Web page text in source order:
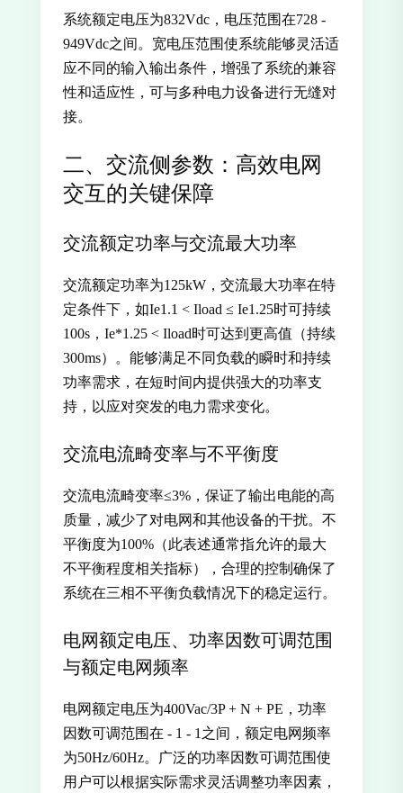
系统额定电压为832Vdc，电压范围在728 -
949Vdc之间。宽电压范围使系统能够灵活适
应不同的输入输出条件，增强了系统的兼容
性和适应性，可与多种电力设备进行无缝对
接。
二、交流侧参数：高效电网
交互的关键保障
交流额定功率与交流最大功率
交流额定功率为125kW，交流最大功率在特
定条件下，如Ie1.1 < Iload ≤ Ie1.25时可持续
100s，Ie*1.25 < Iload时可达到更高值（持续
300ms）。能够满足不同负载的瞬时和持续
功率需求，在短时间内提供强大的功率支
持，以应对突发的电力需求变化。
交流电流畸变率与不平衡度
交流电流畸变率≤3%，保证了输出电能的高
质量，减少了对电网和其他设备的干扰。不
平衡度为100%（此表述通常指允许的最大
不平衡程度相关指标），合理的控制确保了
系统在三相不平衡负载情况下的稳定运行。
电网额定电压、功率因数可调范围
与额定电网频率
电网额定电压为400Vac/3P + N + PE，功率
因数可调范围在 - 1 - 1之间，额定电网频率
为50Hz/60Hz。广泛的功率因数可调范围使
用户可以根据实际需求灵活调整功率因素，